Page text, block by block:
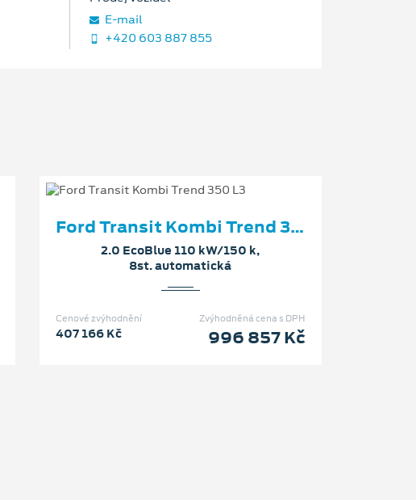
E‑mail
+420 603 887 855
Ford Transit Kombi Trend 350 L3
2.0 EcoBlue 110 kW/150 k,
8st. automatická
Zvýhodněná cena s DPH
996 857 Kč
Cenové zvýhodnění
407 166 Kč